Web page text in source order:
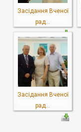
Засідання Вченої
рад...
Засідання Вченої
рад...